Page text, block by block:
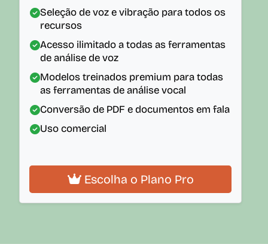
Seleção de voz e vibração para todos os
recursos
Acesso ilimitado a todas as ferramentas
de análise de voz
Modelos treinados premium para todas
as ferramentas de análise vocal
Conversão de PDF e documentos em fala
Uso comercial
Escolha o Plano Pro